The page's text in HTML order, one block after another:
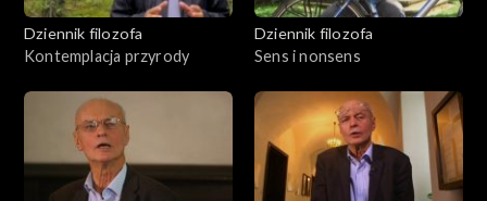
Dziennik filozofa
Kontemplacja przyrody
Dziennik filozofa
Sens i nonsens